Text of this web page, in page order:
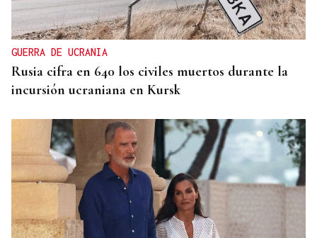
GUERRA DE UCRANIA
Rusia cifra en 640 los civiles muertos durante la
incursión ucraniana en Kursk